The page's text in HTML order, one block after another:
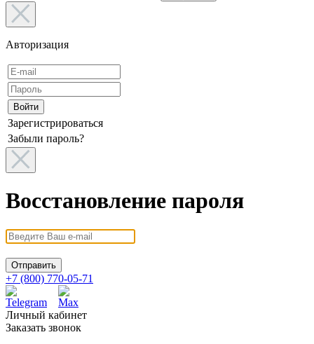
Авторизация
Зарегистрироваться
Забыли пароль?
Восстановление пароля
+7 (800) 770-05-71
Личный кабинет
Заказать звонок